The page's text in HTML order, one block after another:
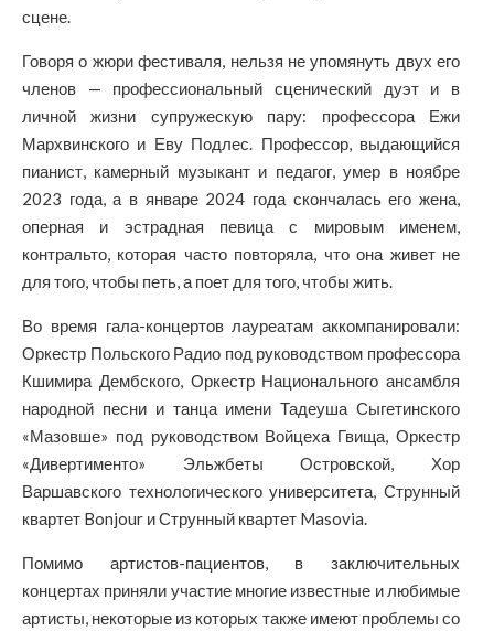
сцене.
Говоря о жюри фестиваля, нельзя не упомянуть двух его
членов — профессиональный сценический дуэт и в
личной жизни супружескую пару: профессора Ежи
Мархвинского и Еву Подлес. Профессор, выдающийся
пианист, камерный музыкант и педагог, умер в ноябре
2023 года, а в январе 2024 года скончалась его жена,
оперная и эстрадная певица с мировым именем,
контральто, которая часто повторяла, что она живет не
для того, чтобы петь, а поет для того, чтобы жить.
Во время гала-концертов лауреатам аккомпанировали:
Оркестр Польского Радио под руководством профессора
Кшимира Дембского, Оркестр Национального ансамбля
народной песни и танца имени Тадеуша Сыгетинского
«Мазовше» под руководством Войцеха Гвища, Оркестр
«Дивертименто» Эльжбеты Островской, Хор
Варшавского технологического университета, Струнный
квартет Bonjour и Струнный квартет Masovia.
Помимо артистов-пациентов, в заключительных
концертах приняли участие многие известные и любимые
артисты, некоторые из которых также имеют проблемы со